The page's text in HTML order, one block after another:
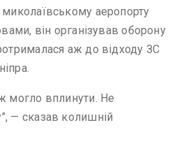
аеропорту
він організував оборону
аж до відходу ЗС
могло вплинути. Не
— сказав колишній